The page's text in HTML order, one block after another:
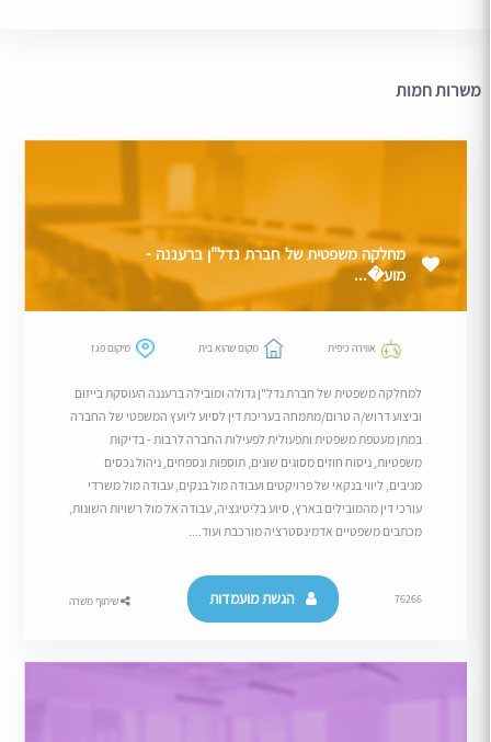
משרות חמות
מחלקה משפטית של חברת נדל"ן ברעננה -
מוע�...
אווירה כיפית מקום שהוא בית מיקום פגז
למחלקה משפטית של חברת נדל"ן גדולה ומובילה ברעננה העוסקת בייזום
וביצוע דרוש/ה טרום/מתמחה בעריכת דין לסיוע ליועץ המשפטי של החברה
במתן מעטפת משפטית ותפעולית לפעילות החברה לרבות - בדיקות
משפטיות, ניסוח חוזים מסוגים שונים, תוספות ונספחים, ניהול נכסים
מניבים, ליווי בנקאי של פרויקטים ועבודה מול בנקים, עבודה מול משרדי
עורכי דין מהמובילים בארץ, סיוע בליטיגציה, עבודה אל מול רשויות השונות,
מכתבים משפטיים אדמינסטרציה מורכבת ועוד....
76266 הגשת מועמדות שיתוף משרה